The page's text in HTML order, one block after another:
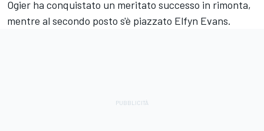
Ogier ha conquistato un meritato successo in rimonta,
mentre al secondo posto s'è piazzato Elfyn Evans.